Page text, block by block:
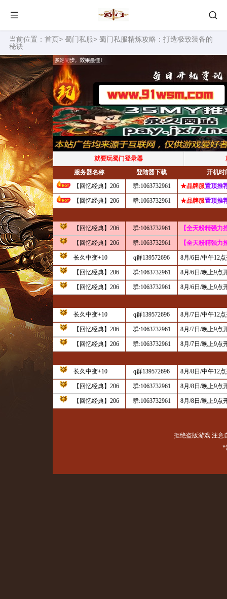
当前位置： 首页> 蜀门私服> 蜀门私服精炼攻略：打造极致装备的
秘诀